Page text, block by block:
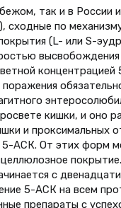
так и в России
сходные по
(L- или S-
концентрацией
кишки, и оно
и проксимальных
АСК. От этих форм
с
5-АСК на всем
препараты с